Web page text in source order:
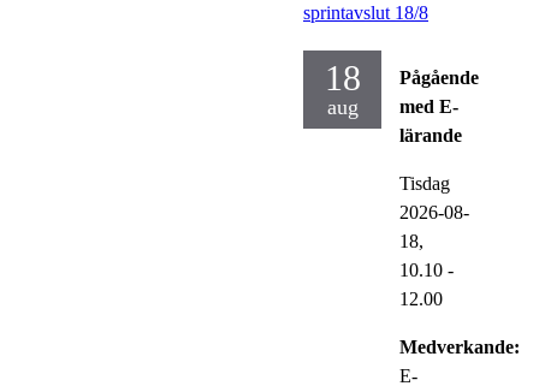
sprintavslut 18/8
18
aug
Pågående
med E-
lärande
Tisdag
2026-08-
18,
10.10 -
12.00
Medverkande:
E-